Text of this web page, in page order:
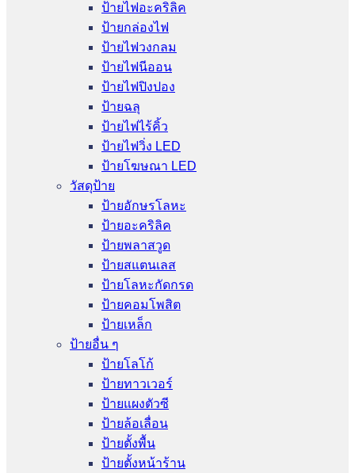
ป้ายไฟอะคริลิค
ป้ายกล่องไฟ
ป้ายไฟวงกลม
ป้ายไฟนีออน
ป้ายไฟปิงปอง
ป้ายฉลุ
ป้ายไฟไร้คิ้ว
ป้ายไฟวิ่ง LED
ป้ายโฆษณา LED
วัสดุป้าย
ป้ายอักษรโลหะ
ป้ายอะคริลิค
ป้ายพลาสวูด
ป้ายสแตนเลส
ป้ายโลหะกัดกรด
ป้ายคอมโพสิต
ป้ายเหล็ก
ป้ายอื่น ๆ
ป้ายโลโก้
ป้ายทาวเวอร์
ป้ายแผงตัวซี
ป้ายล้อเลื่อน
ป้ายตั้งพื้น
ป้ายตั้งหน้าร้าน